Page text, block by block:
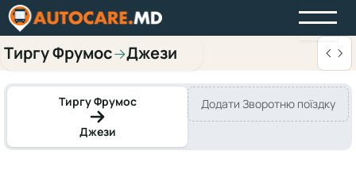
Тиргу Фрумос→Джези
Тиргу Фрумос
Джези
Додати Зворотню поїздку